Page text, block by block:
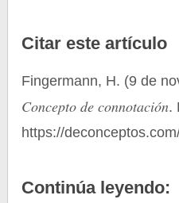
Citar este artículo
Fingermann, H. (9 de
Concepto de connotación.
https://
Continúa leyendo: